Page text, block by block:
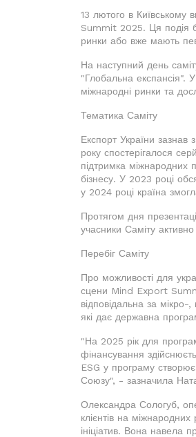
13 лютого в
Summit 2025. Ця подія
ринки або вже мають
На наступний день
"Глобальна експансія".
міжнародні ринки та
Тематика Саміту
Експорт України зазнав
року спостерігалося
підтримка міжнародних
бізнесу. У 2023 році
у 2024 році країна
Протягом дня
учасники Саміту
Перебіг Саміту
Про можливості для
сцени Mind Export
відповідальна за
які дає державна
"На 2025 рік для
фінансування
ESG у програму
Союзу", - зазначила
Олександра Сологуб,
клієнтів на
ініціатив. Вона навела